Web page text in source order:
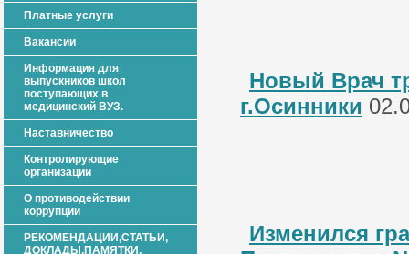
Платные услуги
Вакансии
Информация для
выпускников школ
поступающих в
медицинский ВУЗ.
Наставничество
Контролирующие
организации
О противодействии
коррупции
РЕКОМЕНДАЦИИ,СТАТЬИ,
ДОКЛАДЫ,ПАМЯТКИ.
Новый Врач
г.Осинники
Изменился